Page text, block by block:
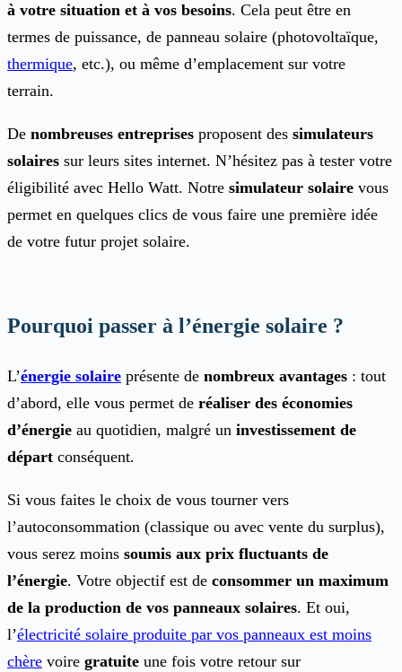
à votre situation et à vos besoins. Cela peut être en
termes de puissance, de panneau solaire (photovoltaïque,
thermique, etc.), ou même d’emplacement sur votre
terrain.
De nombreuses entreprises proposent des simulateurs
solaires sur leurs sites internet. N’hésitez pas à tester votre
éligibilité avec Hello Watt. Notre simulateur solaire vous
permet en quelques clics de vous faire une première idée
de votre futur projet solaire.
Pourquoi passer à l’énergie solaire ?
L’énergie solaire présente de nombreux avantages : tout
d’abord, elle vous permet de réaliser des économies
d’énergie au quotidien, malgré un investissement de
départ conséquent.
Si vous faites le choix de vous tourner vers
l’autoconsommation (classique ou avec vente du surplus),
vous serez moins soumis aux prix fluctuants de
l’énergie. Votre objectif est de consommer un maximum
de la production de vos panneaux solaires. Et oui,
l’électricité solaire produite par vos panneaux est moins
chère voire gratuite une fois votre retour sur